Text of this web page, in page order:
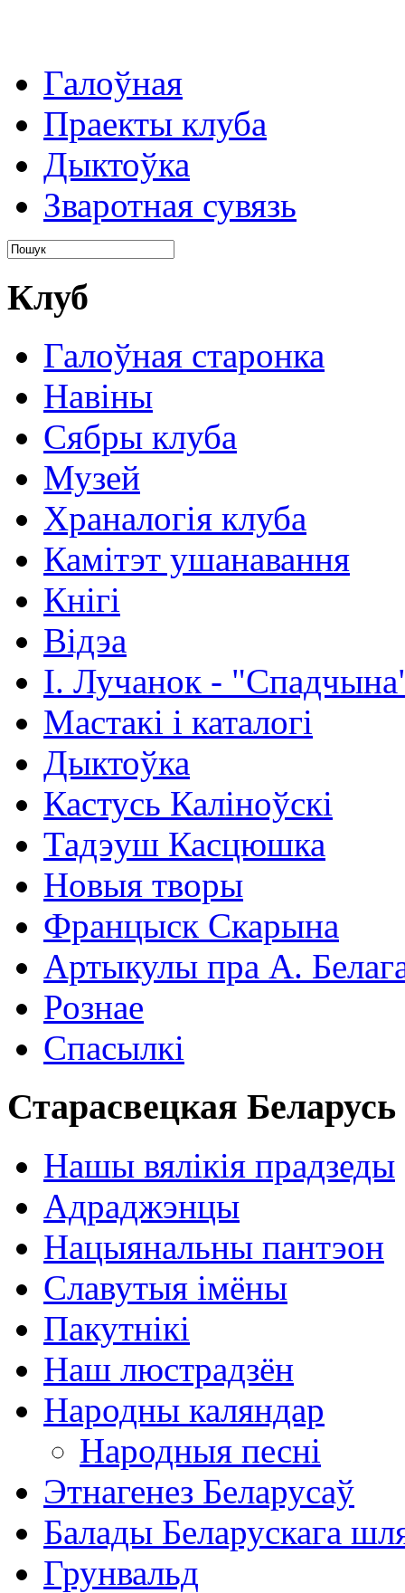
Галоўная
Праекты клуба
Дыктоўка
Зваротная сувязь
Клуб
Галоўная старонка
Навіны
Сябры клуба
Музей
Храналогія клуба
Камітэт ушанавання
Кнігі
Відэа
І. Лучанок -
Мастакі i каталогi
Дыктоўка
Кастусь Каліноўскі
Тадэуш Касцюшка
Новыя творы
Францыск Скарына
Артыкулы пра А.
Рознае
Спасылкі
Старасвецкая Беларусь
Нашы вялікія прадзеды
Адраджэнцы
Нацыянальны пантэон
Славутыя імёны
Пакутнікі
Наш люстрадзён
Народны каляндар
Народныя песні
Этнагенез Беларусаў
Балады Беларускага
Грунвальд